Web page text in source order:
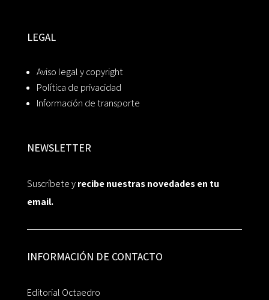
LEGAL
Aviso legal y copyright
Política de privacidad
Información de transporte
NEWSLETTER
Suscríbete yrecibe nuestras novedades en tu
email.
INFORMACIÓN DE CONTACTO
Editorial Octaedro